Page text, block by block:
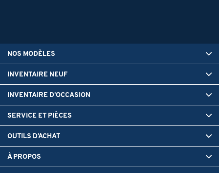
NOS MODÈLES
INVENTAIRE NEUF
INVENTAIRE D’OCCASION
SERVICE ET PIÈCES
OUTILS D’ACHAT
À PROPOS